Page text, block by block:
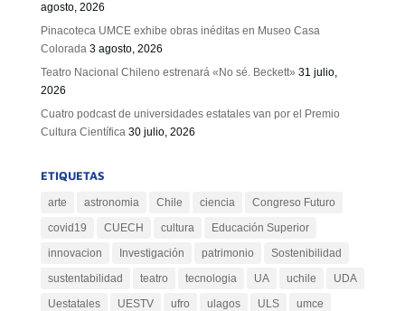
agosto, 2026
Pinacoteca UMCE exhibe obras inéditas en Museo Casa
Colorada 3 agosto, 2026
Teatro Nacional Chileno estrenará «No sé. Beckett» 31 julio,
2026
Cuatro podcast de universidades estatales van por el Premio
Cultura Científica 30 julio, 2026
ETIQUETAS
arte astronomia Chile ciencia
Congreso Futuro
covid19
CUECH cultura
Educación Superior
innovacion
Investigación patrimonio
Sostenibilidad
sustentabilidad
teatro tecnologia UA uchile
UDA
Uestatales
UESTV ufro ulagos ULS
umce